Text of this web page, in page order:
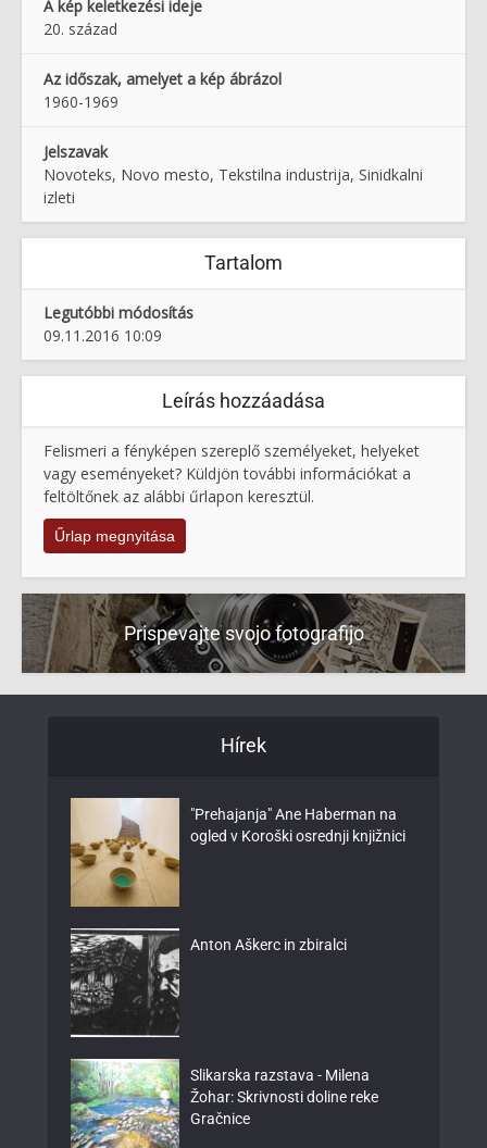
A kép keletkezési ideje
20. század
Az időszak, amelyet a kép ábrázol
1960-1969
Jelszavak
Novoteks, Novo mesto, Tekstilna industrija, Sinidkalni
izleti
Tartalom
Legutóbbi módosítás
09.11.2016 10:09
Leírás hozzáadása
Felismeri a fényképen szereplő személyeket, helyeket
vagy eseményeket? Küldjön további információkat a
feltöltőnek az alábbi űrlapon keresztül.
Űrlap megnyitása
Prispevajte svojo fotografijo
Hírek
"Prehajanja" Ane Haberman na
ogled v Koroški osrednji knjižnici
Anton Aškerc in zbiralci
Slikarska razstava - Milena
Žohar: Skrivnosti doline reke
Gračnice